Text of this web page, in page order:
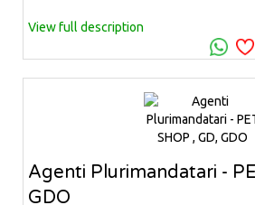
View full description
Agenti Plurimandatari -
GDO